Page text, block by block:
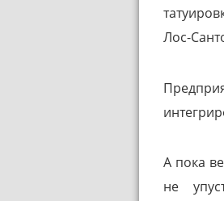
Лос-
А пока
не